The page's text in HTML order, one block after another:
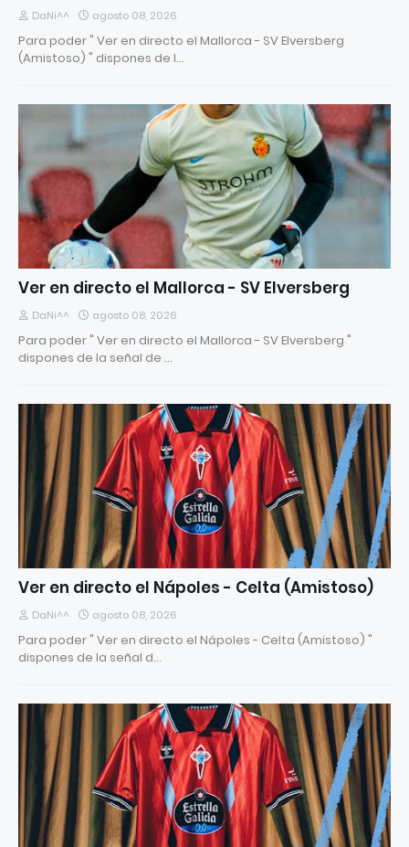
DaNi^^ agosto 08, 2026
Para poder " Ver en directo el Mallorca - SV Elversberg
(Amistoso) " dispones de l…
Ver en directo el Mallorca - SV Elversberg
DaNi^^ agosto 08, 2026
Para poder " Ver en directo el Mallorca - SV Elversberg "
dispones de la señal de …
Ver en directo el Nápoles - Celta (Amistoso)
DaNi^^ agosto 08, 2026
Para poder " Ver en directo el Nápoles - Celta (Amistoso) "
dispones de la señal d…